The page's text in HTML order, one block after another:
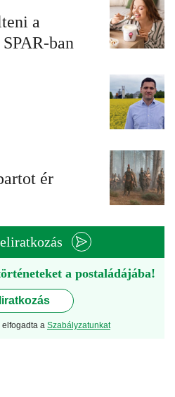
a
ban
ér
a postaládájába!
elfogadta a Szabályzatunkat